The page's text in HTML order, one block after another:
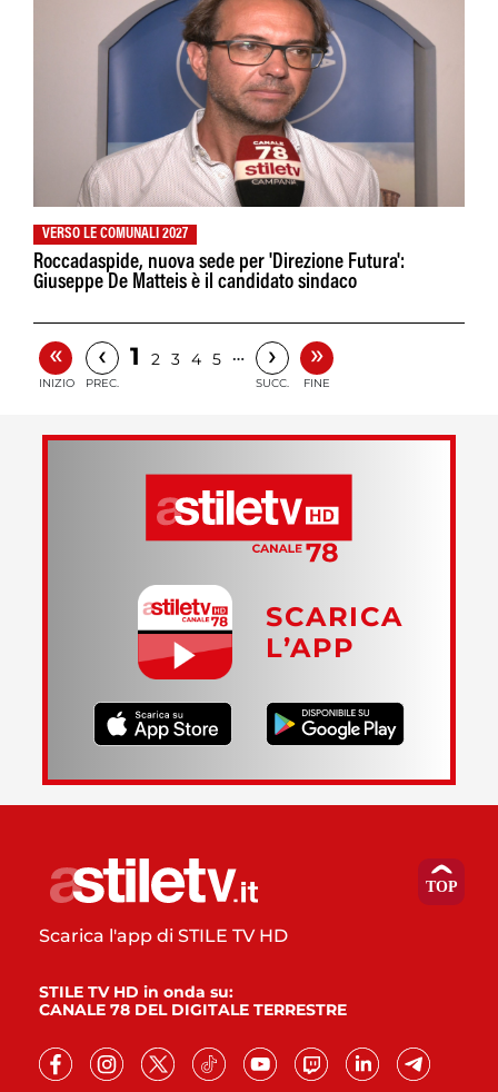
VERSO LE COMUNALI 2027
Roccadaspide, nuova sede per 'Direzione Futura':
Giuseppe De Matteis è il candidato sindaco
«
INIZIO
‹
PREC.
1 2 3 4 5 … ›
SUCC.
»
FINE
SCARICA
L’APP
Scarica l'app di STILE TV HD
STILE TV HD in onda su:
CANALE 78 DEL DIGITALE TERRESTRE